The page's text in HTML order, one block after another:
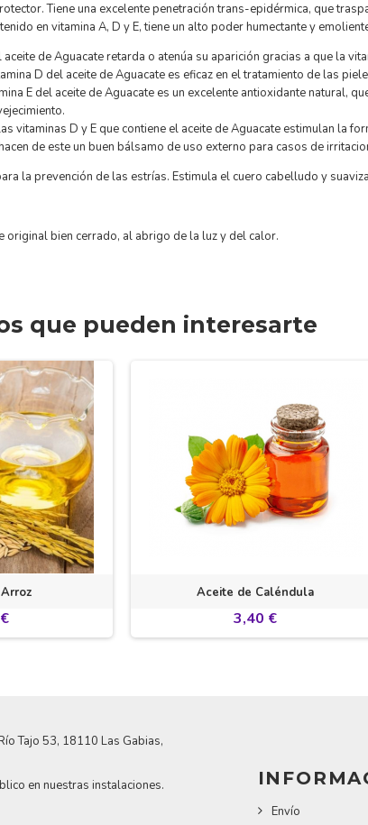
Tiene una excelente penetración trans-epidérmica, que
en vitamina A, D y E, tiene un alto poder humectante y
de Aguacate retarda o atenúa su aparición gracias a que la
D del aceite de Aguacate es eficaz en el tratamiento de las
E del aceite de Aguacate es un excelente antioxidante natural,
vitaminas D y E que contiene el aceite de Aguacate estimulan la
de este un buen bálsamo de uso externo para casos de
la prevención de las estrías. Estimula el cuero cabelludo y
original bien cerrado, al abrigo de la luz y del calor.
que pueden interesarte
Aceite de Caléndula
3,40 €
Tajo 53, 18110 Las Gabias,
en nuestras instalaciones.
Envío